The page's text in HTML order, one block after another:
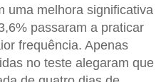
uma melhora significativa
passaram a praticar
frequência. Apenas
no teste alegaram que